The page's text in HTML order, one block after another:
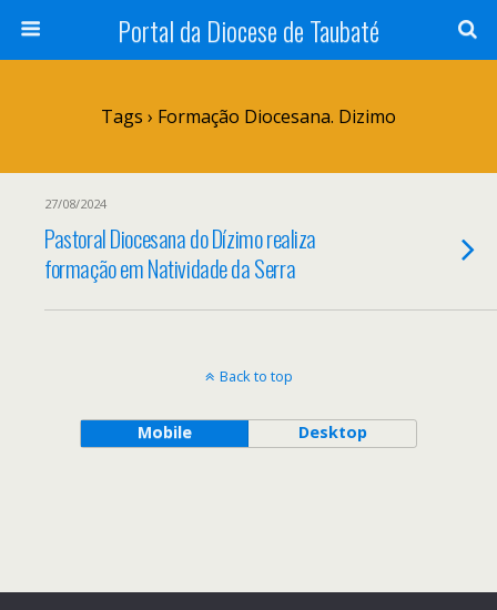
Portal da Diocese de Taubaté
Tags › Formação Diocesana. Dizimo
27/08/2024
Pastoral Diocesana do Dízimo realiza
formação em Natividade da Serra
Back to top
Mobile Desktop